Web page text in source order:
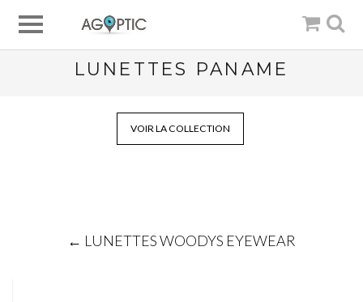
LUNETTES PANAME
VOIR LA COLLECTION
← LUNETTES WOODYS EYEWEAR